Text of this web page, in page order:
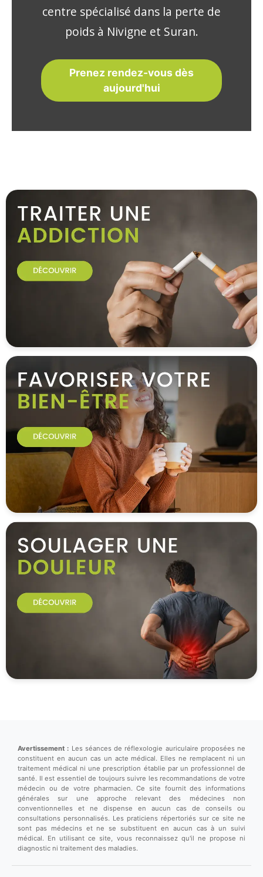
centre spécialisé dans la perte de
poids à Nivigne et Suran.
Prenez rendez-vous dès
aujourd'hui
Avertissement : Les séances de réflexologie auriculaire proposées ne
constituent en aucun cas un acte médical. Elles ne remplacent ni un
traitement médical ni une prescription établie par un professionnel de
santé. Il est essentiel de toujours suivre les recommandations de votre
médecin ou de votre pharmacien. Ce site fournit des informations
générales sur une approche relevant des médecines non
conventionnelles et ne dispense en aucun cas de conseils ou
consultations personnalisés. Les praticiens répertoriés sur ce site ne
sont pas médecins et ne se substituent en aucun cas à un suivi
médical. En utilisant ce site, vous reconnaissez qu'il ne propose ni
diagnostic ni traitement des maladies.